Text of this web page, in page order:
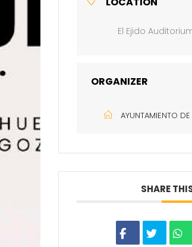
El Ejido
ORGANIZER
AYUNTAMIENTO
SHARE